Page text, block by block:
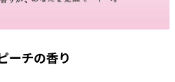
ーチの香り